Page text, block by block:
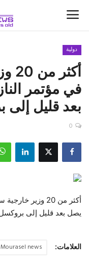
الأخبار
كتّابنا
السعودية
اقتصاد
علوم وتكنولوجيا
رياضة
حياة
دولية
بعد قليل إلى ‎بروكسل
0
يصل بعد قليل إلى ‎بروكسل
العلامات: Mourasel news